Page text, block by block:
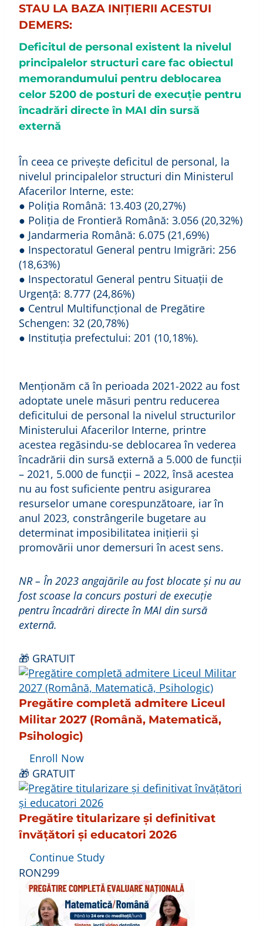
STAU LA BAZA INIŢIERII ACESTUI
DEMERS:
Deficitul de personal existent la nivelul
principalelor structuri care fac obiectul
memorandumului pentru deblocarea
celor 5200 de posturi de execuție pentru
încadrări directe în MAI din sursă
externă
În ceea ce privește deficitul de personal, la
nivelul principalelor structuri din Ministerul
Afacerilor Interne, este:
● Poliția Română: 13.403 (20,27%)
● Poliția de Frontieră Română: 3.056 (20,32%)
● Jandarmeria Română: 6.075 (21,69%)
● Inspectoratul General pentru Imigrări: 256
(18,63%)
● Inspectoratul General pentru Situații de
Urgență: 8.777 (24,86%)
● Centrul Multifuncțional de Pregătire
Schengen: 32 (20,78%)
● Instituția prefectului: 201 (10,18%).
Menţionăm că în perioada 2021-2022 au fost
adoptate unele măsuri pentru reducerea
deficitului de personal la nivelul structurilor
Ministerului Afacerilor Interne, printre
acestea regăsindu-se deblocarea în vederea
încadrării din sursă externă a 5.000 de funcții
– 2021, 5.000 de funcții – 2022, însă acestea
nu au fost suficiente pentru asigurarea
resurselor umane corespunzătoare, iar în
anul 2023, constrângerile bugetare au
determinat imposibilitatea inițierii și
promovării unor demersuri în acest sens.
NR – În 2023 angajările au fost blocate și nu au
fost scoase la concurs posturi de execuție
pentru încadrări directe în MAI din sursă
externă.
🎁 GRATUIT
Pregătire completă admitere Liceul
Militar 2027 (Română, Matematică,
Psihologic)
Enroll Now
🎁 GRATUIT
Pregătire titularizare și definitivat
învățători și educatori 2026
Continue Study
RON299